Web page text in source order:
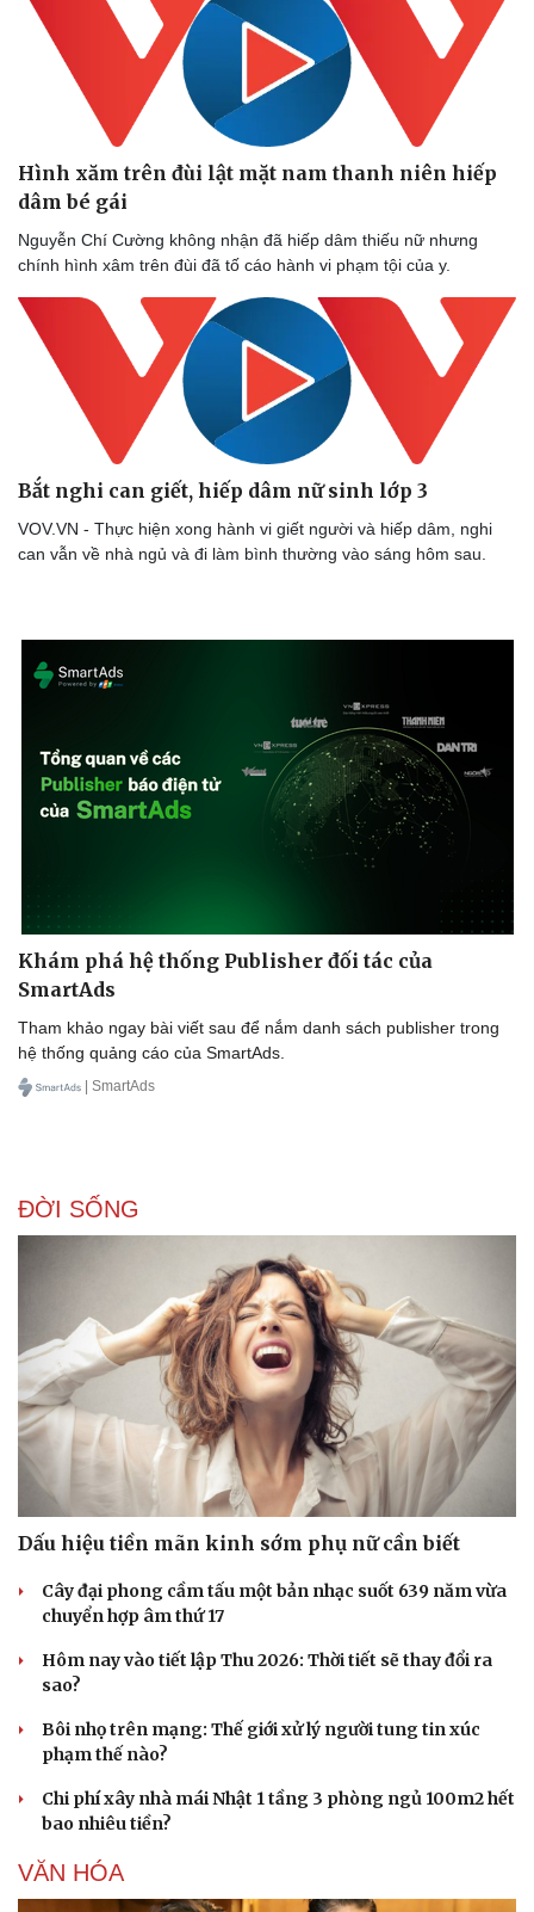
Thể thao
Bóng đá
Lịch thi đấu bóng đá
Thế giới thể thao
Hậu trường
Ô tô - Xe máy
Xe máy
Hình xăm trên đùi lật mặt nam thanh niên hiếp
dâm bé gái
Nguyễn Chí Cường không nhận đã hiếp dâm thiếu nữ nhưng
chính hình xâm trên đùi đã tố cáo hành vi phạm tội của y.
Bắt nghi can giết, hiếp dâm nữ sinh lớp 3
VOV.VN - Thực hiện xong hành vi giết người và hiếp dâm, nghi
can vẫn về nhà ngủ và đi làm bình thường vào sáng hôm sau.
Khám phá hệ thống Publisher đối tác của
SmartAds
Tham khảo ngay bài viết sau để nắm danh sách publisher trong
hệ thống quảng cáo của SmartAds.
| SmartAds
ĐỜI SỐNG
Dấu hiệu tiền mãn kinh sớm phụ nữ cần biết
Cây đại phong cầm tấu một bản nhạc suốt 639 năm vừa
chuyển hợp âm thứ 17
Hôm nay vào tiết lập Thu 2026: Thời tiết sẽ thay đổi ra
sao?
Bôi nhọ trên mạng: Thế giới xử lý người tung tin xúc
phạm thế nào?
Chi phí xây nhà mái Nhật 1 tầng 3 phòng ngủ 100m2 hết
bao nhiêu tiền?
VĂN HÓA